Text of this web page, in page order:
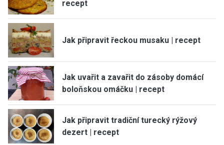
recept
Jak připravit řeckou musaku | recept
Jak uvařit a zavařit do zásoby domácí
boloňskou omáčku | recept
Jak připravit tradiční turecký rýžový
dezert | recept